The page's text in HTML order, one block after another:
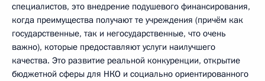
специалистов, это внедрение подушевого финансирования,
когда преимущества получают те учреждения (причём как
государственные, так и негосударственные, что очень
важно), которые предоставляют услуги наилучшего
качества. Это развитие реальной конкуренции, открытие
бюджетной сферы для НКО и социально ориентированного